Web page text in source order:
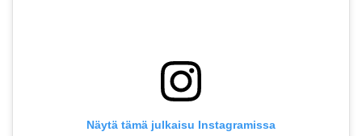
Näytä tämä julkaisu Instagramissa